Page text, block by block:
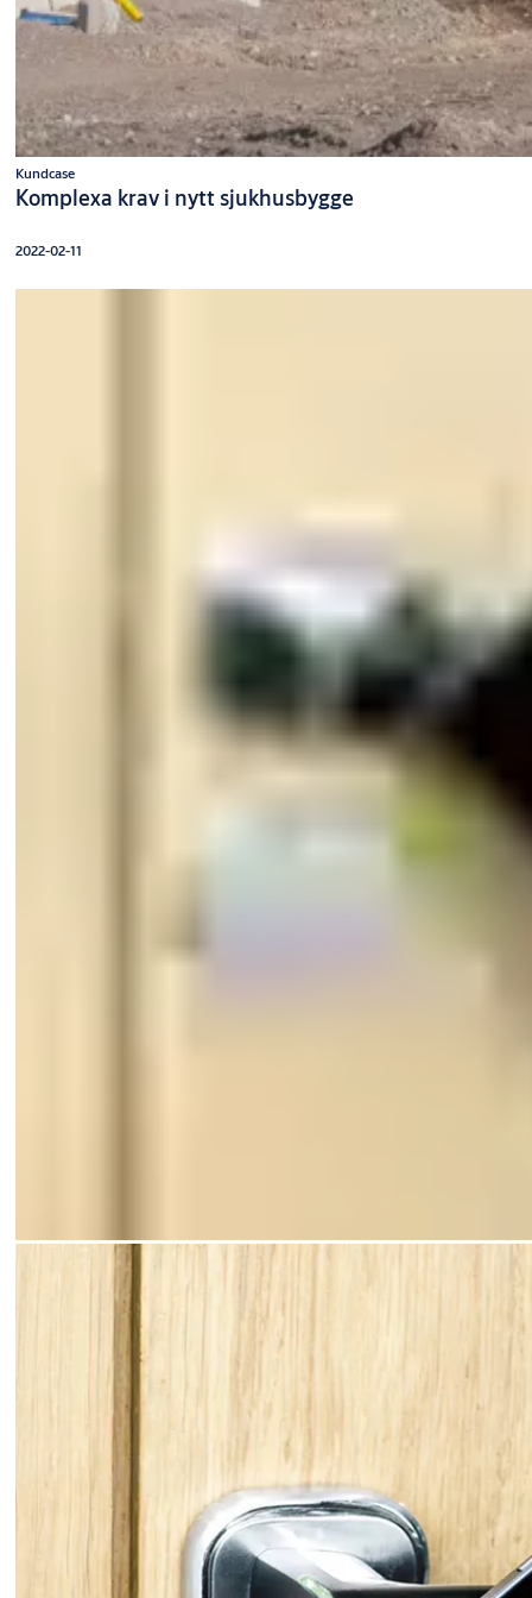
Kundcase
Komplexa krav i nytt sjukhusbygge
2022-02-11